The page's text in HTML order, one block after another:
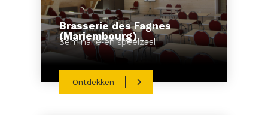
Brasserie des Fagnes
(Mariembourg)
Seminarie-en speelzaal
Ontdekken